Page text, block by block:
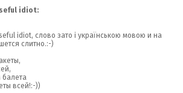
idiot:
idiot, слово зато і українською мовою и на
слитно.:-)
балета
всей!:-))